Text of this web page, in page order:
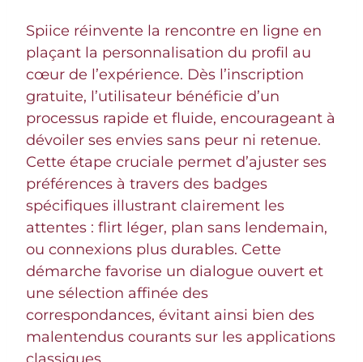
Spiice réinvente la rencontre en ligne en
plaçant la personnalisation du profil au
cœur de l’expérience. Dès l’inscription
gratuite, l’utilisateur bénéficie d’un
processus rapide et fluide, encourageant à
dévoiler ses envies sans peur ni retenue.
Cette étape cruciale permet d’ajuster ses
préférences à travers des badges
spécifiques illustrant clairement les
attentes : flirt léger, plan sans lendemain,
ou connexions plus durables. Cette
démarche favorise un dialogue ouvert et
une sélection affinée des
correspondances, évitant ainsi bien des
malentendus courants sur les applications